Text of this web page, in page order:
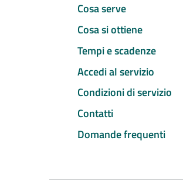
Cosa serve
Cosa si ottiene
Tempi e scadenze
Accedi al servizio
Condizioni di servizio
Contatti
Domande frequenti